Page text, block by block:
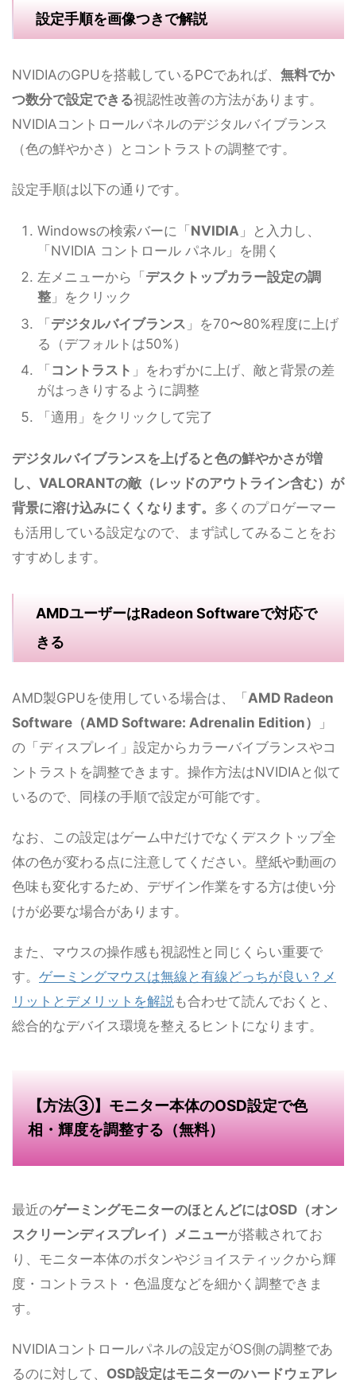
設定手順を画像つきで解説
NVIDIAのGPUを搭載しているPCであれば、 無料でか
つ数分で設定できる視認性改善の方法があります。
NVIDIAコントロールパネルのデジタルバイブランス
（色の鮮やかさ）とコントラストの調整です。
設定手順は以下の通りです。
Windowsの検索バーに「NVIDIA 」と入力し、
「NVIDIA コントロール パネル」を開く
左メニューから「 デスクトップカラー設定の調
整 」をクリック
「デジタルバイブランス 」を70〜80%程度に上げ
る（デフォルトは50%）
「 コントラスト 」をわずかに上げ、敵と背景の差
がはっきりするように調整
「適用」をクリックして完了
デジタルバイブランスを上げると色の鮮やかさが増
し、VALORANTの敵（レッドのアウトライン含む）が
背景に溶け込みにくくなります。 多くのプロゲーマー
も活用している設定なので、まず試してみることをお
すすめします。
AMDユーザーはRadeon Softwareで対応で
きる
AMD製GPUを使用している場合は、「 AMD Radeon
Software（AMD Software: Adrenalin Edition）
」
の「ディスプレイ」設定からカラーバイブランスやコ
ントラストを調整できます。操作方法はNVIDIAと似て
いるので、同様の手順で設定が可能です。
なお、この設定はゲーム中だけでなくデスクトップ全
体の色が変わる点に注意してください。壁紙や動画の
色味も変化するため、デザイン作業をする方は使い分
けが必要な場合があります。
また、マウスの操作感も視認性と同じくらい重要で
す。 ゲーミングマウスは無線と有線どっちが良い？メ
リットとデメリットを解説も合わせて読んでおくと、
総合的なデバイス環境を整えるヒントになります。
【方法③】モニター本体のOSD設定で色
相・輝度を調整する（無料）
最近のゲーミングモニターのほとんどにはOSD（オン
スクリーンディスプレイ）メニューが搭載されてお
り、モニター本体のボタンやジョイスティックから輝
度・コントラスト・色温度などを細かく調整できま
す。
NVIDIAコントロールパネルの設定がOS側の調整であ
るのに対して、 OSD設定はモニターのハードウェアレ